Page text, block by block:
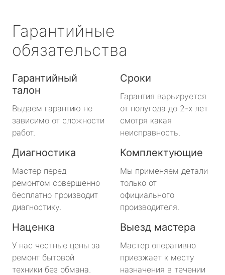
Гарантийные
обязательства
Гарантийный
талон
Выдаем гарантию не
зависимо от сложности
работ.
Сроки
Гарантия варьируется
от полугода до 2-х лет
смотря какая
неисправность.
Диагностика
Мастер перед
ремонтом совершенно
бесплатно производит
диагностику.
Комплектующие
Мы применяем детали
только от
официального
производителя.
Наценка
У нас честные цены за
ремонт бытовой
техники без обмана.
Выезд мастера
Мастер оперативно
приезжает к месту
назначения в течении